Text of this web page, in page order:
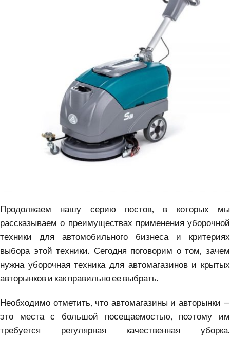
Продолжаем нашу серию постов, в которых мы
рассказываем о преимуществах применения уборочной
техники для автомобильного бизнеса и критериях
выбора этой техники. Сегодня поговорим о том, зачем
нужна уборочная техника для автомагазинов и крытых
авторынков и как правильно ее выбрать.
Необходимо отметить, что автомагазины и авторынки —
это места с большой посещаемостью, поэтому им
требуется регулярная качественная уборка.